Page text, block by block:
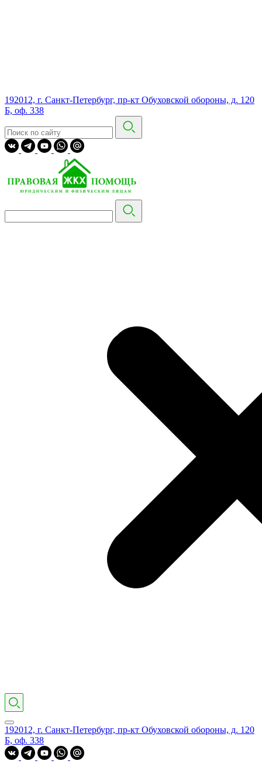
192012, г. Санкт-Петербург, пр-кт Обуховской обороны, д. 120
Б, оф. 338
192012, г. Санкт-Петербург, пр-кт Обуховской обороны, д. 120
Б, оф. 338